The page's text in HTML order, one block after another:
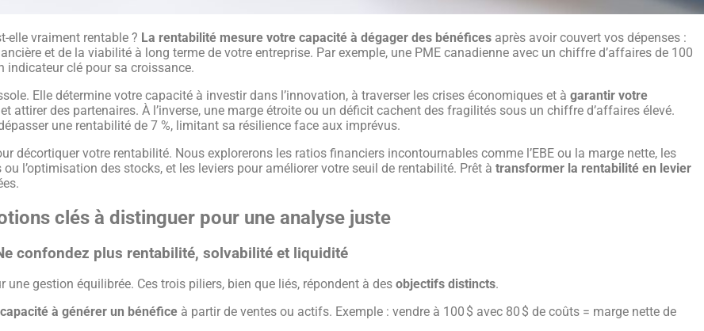
elle vraiment rentable ? La rentabilité mesure votre capacité à dégager des bénéfices après avoir couvert vos dépenses :
et de la viabilité à long terme de votre entreprise. Par exemple, une PME canadienne avec un chiffre d’affaires de 100
indicateur clé pour sa croissance.
Elle détermine votre capacité à investir dans l’innovation, à traverser les crises économiques et à garantir votre
attirer des partenaires. À l’inverse, une marge étroite ou un déficit cachent des fragilités sous un chiffre d’affaires élevé.
une rentabilité de 7 %, limitant sa résilience face aux imprévus.
décortiquer votre rentabilité. Nous explorerons les ratios financiers incontournables comme l’EBE ou la marge nette, les
l’optimisation des stocks, et les leviers pour améliorer votre seuil de rentabilité. Prêt à transformer la rentabilité en levier
clés à distinguer pour une analyse juste
confondez plus rentabilité, solvabilité et liquidité
gestion équilibrée. Ces trois piliers, bien que liés, répondent à des objectifs distincts.
capacité à générer un bénéfice à partir de ventes ou actifs. Exemple : vendre à 100 $ avec 80 $ de coûts = marge nette de